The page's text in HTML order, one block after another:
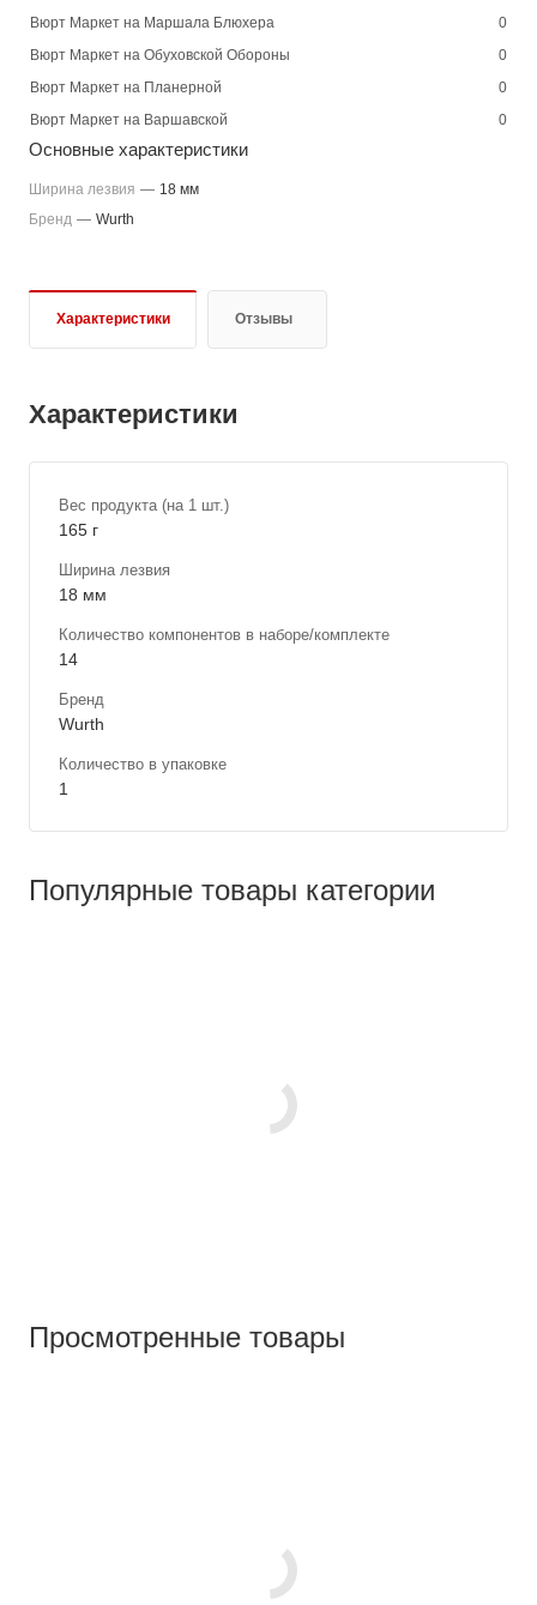
Вюрт Маркет на Маршала Блюхера
0
Вюрт Маркет на Обуховской Обороны
0
Вюрт Маркет на Планерной
0
Вюрт Маркет на Варшавской
0
Основные характеристики
Ширина лезвия — 18 мм
Бренд — Wurth
Характеристики Отзывы
Характеристики
Вес продукта (на 1 шт.)
165 г
Ширина лезвия
18 мм
Количество компонентов в наборе/комплекте
14
Бренд
Wurth
Количество в упаковке
1
Популярные товары категории
Просмотренные товары